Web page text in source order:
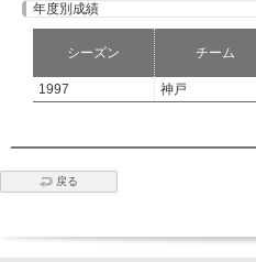
年度別成績
シーズン チーム
1997
神戸
戻る